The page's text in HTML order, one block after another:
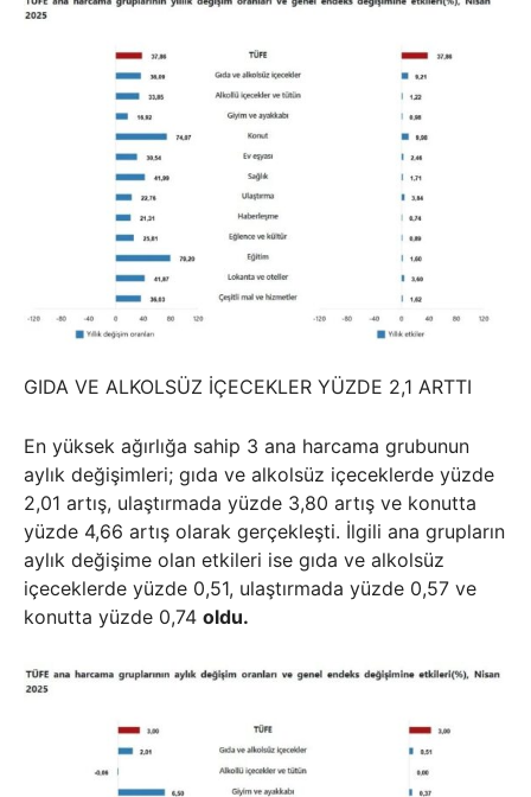
GIDA VE ALKOLSÜZ İÇECEKLER YÜZDE 2,1 ARTTI
En yüksek ağırlığa sahip 3 ana harcama grubunun
aylık değişimleri; gıda ve alkolsüz içeceklerde yüzde
2,01 artış, ulaştırmada yüzde 3,80 artış ve konutta
yüzde 4,66 artış olarak gerçekleşti. İlgili ana grupların
aylık değişime olan etkileri ise gıda ve alkolsüz
içeceklerde yüzde 0,51, ulaştırmada yüzde 0,57 ve
konutta yüzde 0,74 oldu.